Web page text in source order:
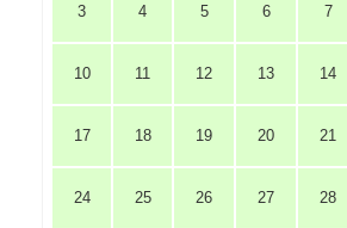
3 4 5 6 7
10 11 12 13 14
17 18 19 20 21
24 25 26 27 28